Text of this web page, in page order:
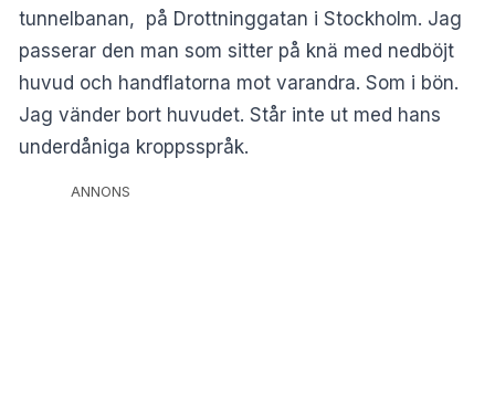
tunnelbanan, på Drottninggatan i Stockholm. Jag
passerar den man som sitter på knä med nedböjt
huvud och handflatorna mot varandra. Som i bön.
Jag vänder bort huvudet. Står inte ut med hans
underdåniga kroppsspråk.
ANNONS